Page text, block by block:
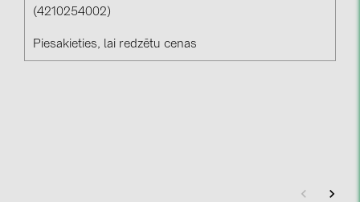
(4210254002)
Piesakieties, lai redzētu cenas